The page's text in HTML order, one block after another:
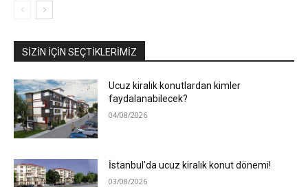
SIZIN İÇIN SEÇTIKLERIMIZ
Ucuz kiralık konutlardan kimler
faydalanabilecek?
04/08/2026
İstanbul’da ucuz kiralık konut dönemi!
03/08/2026